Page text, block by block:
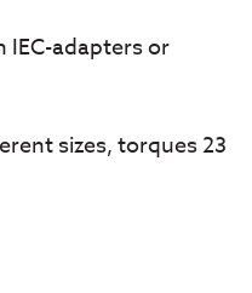
IEC-adapters or
sizes, torques 23